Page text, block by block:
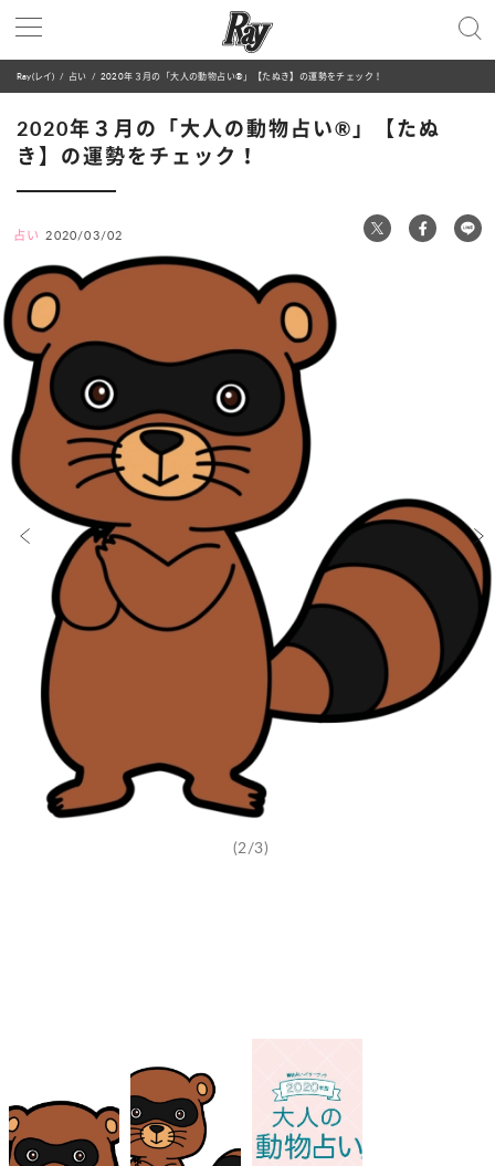
Ray(レイ) 占い 2020年３月の「大人の動物占い®」【たぬき】の運勢をチェック！
2020年３月の「大人の動物占い®」【たぬ
き】の運勢をチェック！
占い 2020/03/02
(2/3)